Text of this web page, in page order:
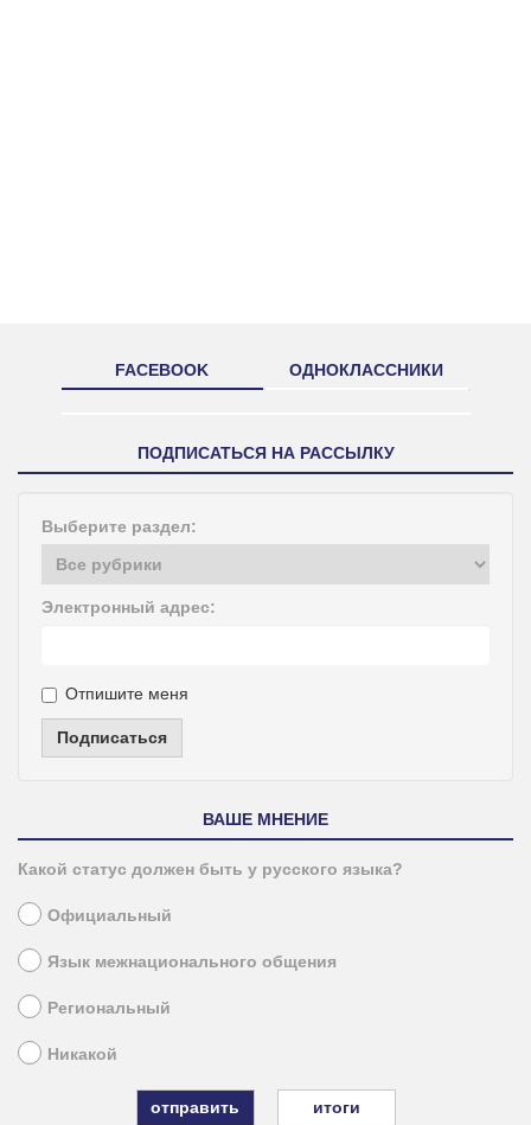
FACEBOOK ОДНОКЛАССНИКИ
ПОДПИСАТЬСЯ НА РАССЫЛКУ
Выберите раздел:
Электронный адрес:
Отпишите меня
Подписаться
ВАШЕ МНЕНИЕ
Какой статус должен быть у русского языка?
Официальный
Язык межнационального общения
Региональный
Никакой
итоги